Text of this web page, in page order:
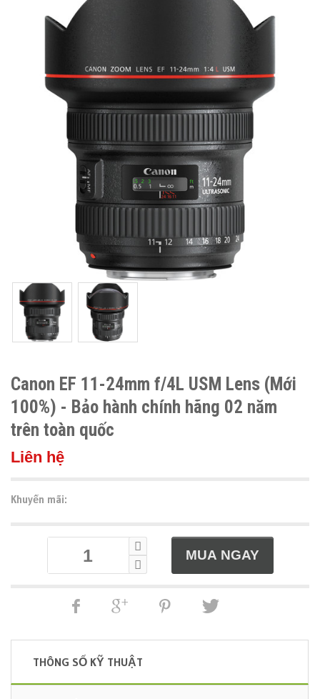
Canon EF 11-24mm f/4L USM Lens (Mới
100%) - Bảo hành chính hãng 02 năm
trên toàn quốc
Liên hệ
Khuyến mãi:
THÔNG SỐ KỸ THUẬT